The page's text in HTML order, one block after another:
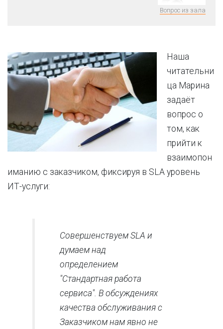
Вопрос из зала
Наша
читательни
ца Марина
задаёт
вопрос о
том, как
прийти к
взаимопон
иманию с заказчиком, фиксируя в SLA уровень
ИТ-услуги:
Совершенствуем SLA и
думаем над
определением
"Стандартная работа
сервиса". В обсуждениях
качества обслуживания с
Заказчиком нам явно не